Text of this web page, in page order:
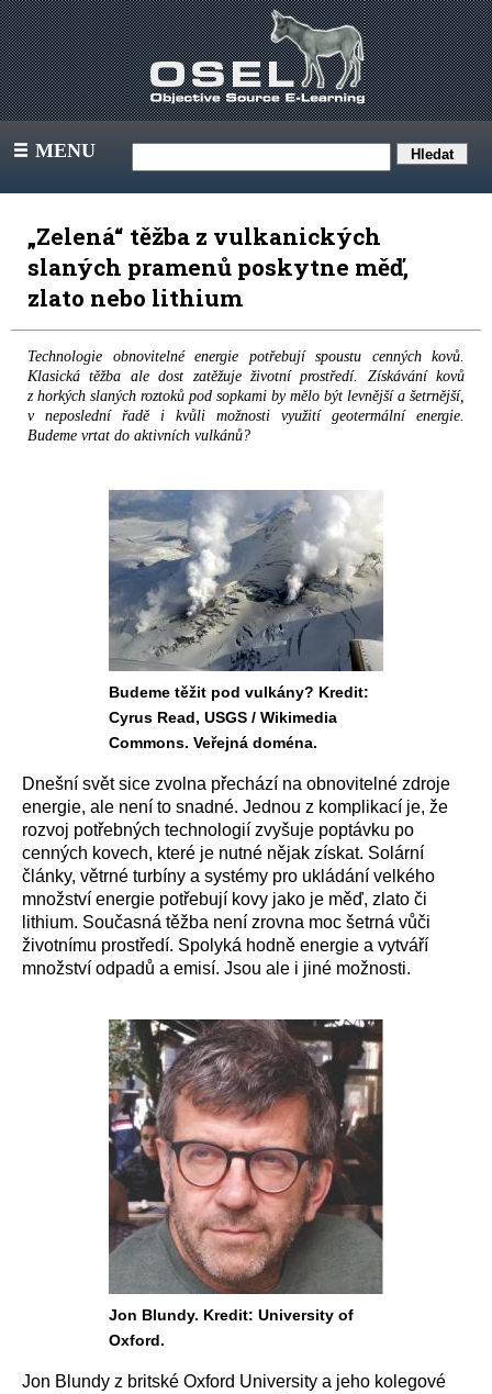
III MENU
„Zelená“ těžba z vulkanických
slaných pramenů poskytne měď,
zlato nebo lithium
Technologie obnovitelné energie potřebují spoustu cenných kovů.
Klasická těžba ale dost zatěžuje životní prostředí. Získávání kovů
z horkých slaných roztoků pod sopkami by mělo být levnější a šetrnější,
v neposlední řadě i kvůli možnosti využití geotermální energie.
Budeme vrtat do aktivních vulkánů?
Budeme těžit pod vulkány? Kredit:
Cyrus Read, USGS / Wikimedia
Commons. Veřejná doména.
Dnešní svět sice zvolna přechází na obnovitelné zdroje
energie, ale není to snadné. Jednou z komplikací je, že
rozvoj potřebných technologií zvyšuje poptávku po
cenných kovech, které je nutné nějak získat. Solární
články, větrné turbíny a systémy pro ukládání velkého
množství energie potřebují kovy jako je měď, zlato či
lithium. Současná těžba není zrovna moc šetrná vůči
životnímu prostředí. Spolyká hodně energie a vytváří
množství odpadů a emisí. Jsou ale i jiné možnosti.
Jon Blundy. Kredit: University of
Oxford.
Jon Blundy z britské Oxford University a jeho kolegové